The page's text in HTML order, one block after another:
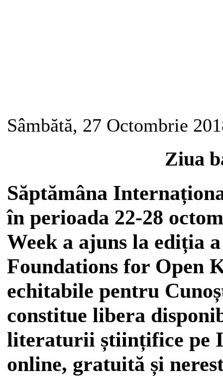
Sâmbătă, 27 Octombrie
Ziua
Săptămâna
în perioada 22-28
Week a ajuns la ediția
Foundations for Open
echitabile pentru
constitue libera
literaturii științifice pe
online, gratuită și